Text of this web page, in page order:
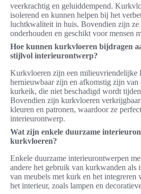
veerkrachtig en geluiddempend.
isolerend en kunnen helpen bij het
luchtkwaliteit in huis. Bovendien zijn
onderhouden en geschikt voor mensen
Hoe kunnen kurkvloeren bijdragen
stijlvol interieurontwerp?
Kurkvloeren zijn een milieuvriendelijke
hernieuwbaar zijn en afkomstig zijn van
kurkeik, die niet beschadigd wordt
Bovendien zijn kurkvloeren
kleuren en patronen, waardoor ze
interieurontwerp.
Wat zijn enkele duurzame
kurkvloeren?
Enkele duurzame interieurontwerpen
andere het gebruik van kurkwanden als
van meubels met kurk en het integreren
het interieur, zoals lampen en